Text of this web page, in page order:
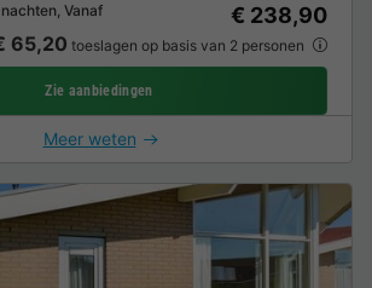
Vanaf
€ 238,90
65,20 toeslagen op basis van 2 personen
Zie aanbiedingen
Meer weten